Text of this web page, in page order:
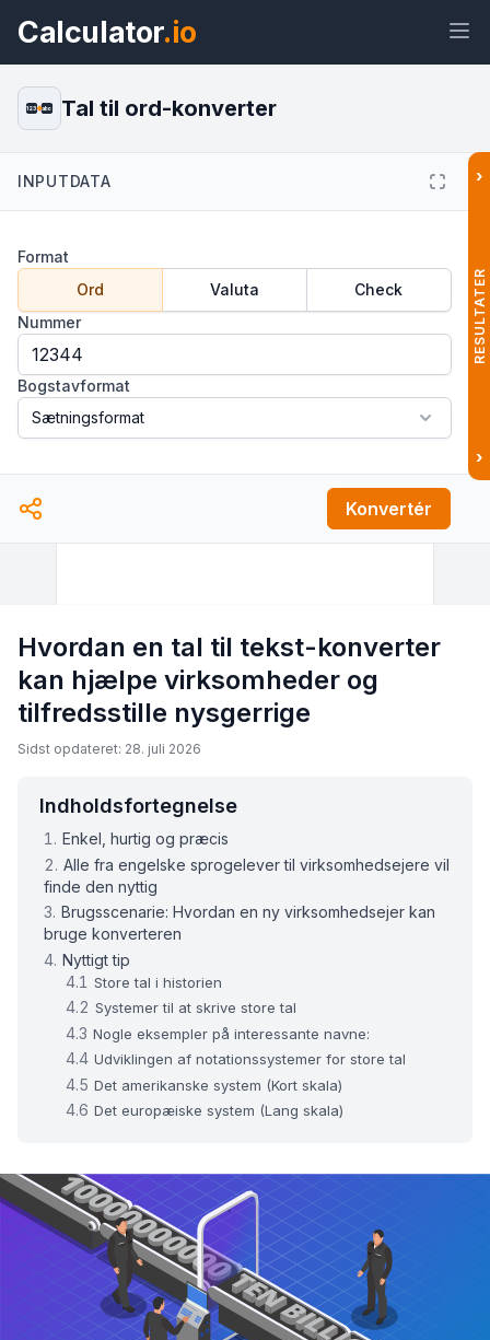
Calculator.io
Forhåndsvisning Tal til ord-
123 abc Tal til ord-konverter
INPUTDATA
Format
Ord
Valuta
Check
Nummer
Bogstavformat
Konvertér
›
RESULTATER
›
Hvordan en tal til tekst-konverter
kan hjælpe virksomheder og
tilfredsstille nysgerrige
Sidst opdateret: 28. juli 2026
Indholdsfortegnelse
Enkel, hurtig og præcis
Alle fra engelske sprogelever til virksomhedsejere vil
finde den nyttig
Brugsscenarie: Hvordan en ny virksomhedsejer kan
bruge konverteren
Nyttigt tip
Store tal i historien
Systemer til at skrive store tal
Nogle eksempler på interessante navne:
Udviklingen af notationssystemer for store tal
Det amerikanske system (Kort skala)
Det europæiske system (Lang skala)